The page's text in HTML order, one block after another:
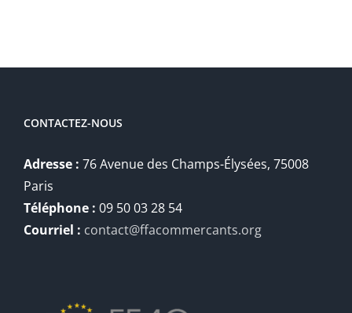
CONTACTEZ-NOUS
Adresse : 76 Avenue des Champs-Élysées, 75008
Paris
Téléphone : 09 50 03 28 54
Courriel : contact@ffacommercants.org